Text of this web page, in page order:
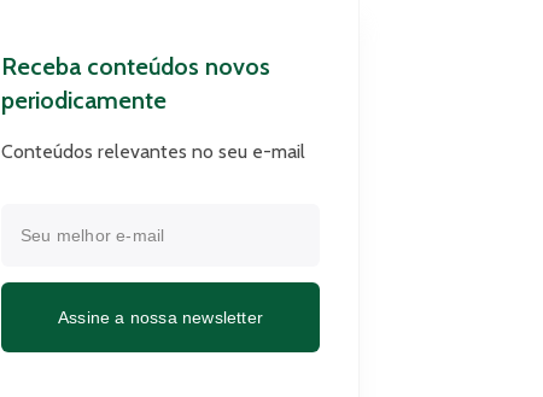
Receba conteúdos novos
periodicamente
Conteúdos relevantes no seu e-mail
Assine a nossa newsletter